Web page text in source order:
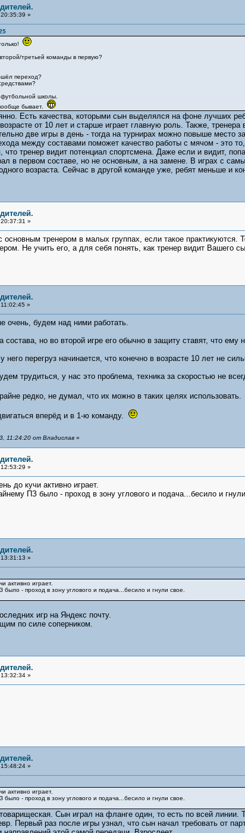
»
третьей команды в первую?
переход?
школы.
бывает.
Есть качества, которыми сын выделялся на фоне лучших
от 10 лет и старше играет главную роль. Также, тренера
две игры в день - тогда на турнирах можно повыше
между составами поможет качество работы с мячом - это
тренер видит потенциал спортсмена. Даже если и видит,
в первом составе, но не основным, а на замене. В играх с
возраста. Сейчас в другой команде уже, ребят меньше и
»
тренером в малых группах, если такое практикуются.
Не учить его, а для себя понять, как тренер видит Вашего
»
очень, будем над ними работать.
но во второй игре его обычно в защиту ставят, что ему
него перегруз начинается, что конечно в возрасте 10 лет не
трудиться, у нас это проблема, техника за скоростью не
редко, не думал, что их можно в таких целях использовать.
вперёд и в 1-ю команду.
11:24:20 от Владислав»
»
до кучи активно играет.
ПЗ было - проход в зону углового и подача...бесило и
»
активно играет.
- проход в зону углового и подача...бесило и гнули свое.
игр на Яндекс почту.
по силе соперником.
»
»
активно играет.
- проход в зону углового и подача...бесило и гнули свое.
Сын играл на фланге один, то есть по всей
Первый раз после игры узнал, что сын начал требовать от